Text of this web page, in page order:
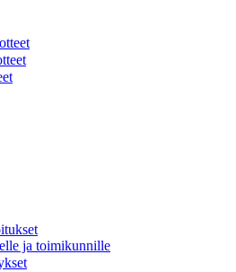
ja toimikunnille